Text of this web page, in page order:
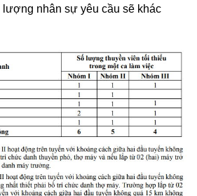
lượng nhân sự yêu cầu sẽ khác